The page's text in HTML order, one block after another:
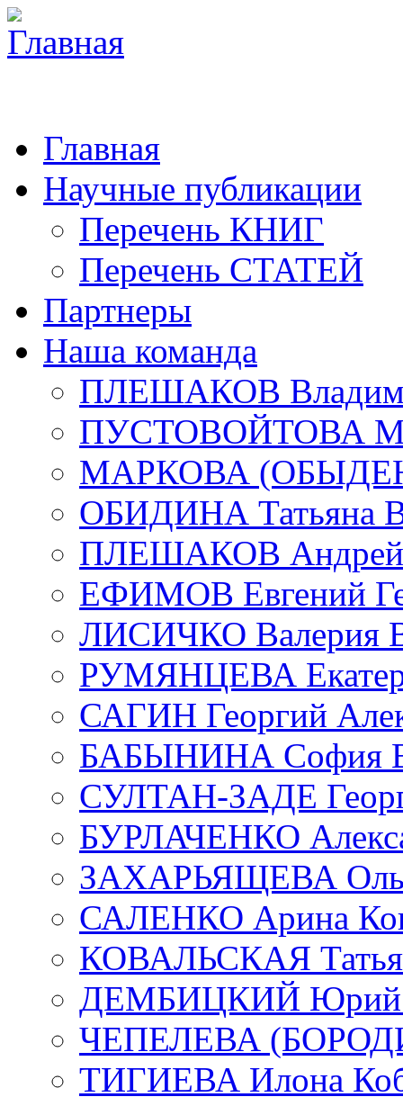
Главная
Научные публикации
Перечень КНИГ
Перечень СТАТЕЙ
Партнеры
Наша команда
ПЛЕШАКОВ
ПУСТОВОЙТОВА
МАРКОВА
ОБИДИНА Татьяна
ПЛЕШАКОВ Андрей
ЕФИМОВ Евгений
ЛИСИЧКО Валерия
РУМЯНЦЕВА
САГИН Георгий
БАБЫНИНА София
СУЛТАН-ЗАДЕ
БУРЛАЧЕНКО
ЗАХАРЬЯЩЕВА
САЛЕНКО Арина
КОВАЛЬСКАЯ
ДЕМБИЦКИЙ Юрий
ЧЕПЕЛЕВА
ТИГИЕВА Илона